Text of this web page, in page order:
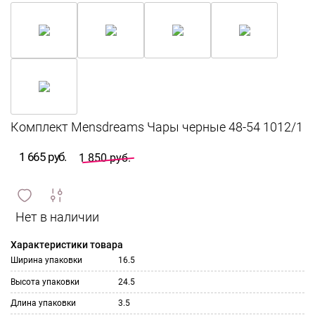
1 665 руб. 1 850 руб.
и
сравнить
ИЗБРАННОЕ
Характеристики товара
Ширина упаковки 16.5
Высота упаковки 24.5
Длина упаковки 3.5